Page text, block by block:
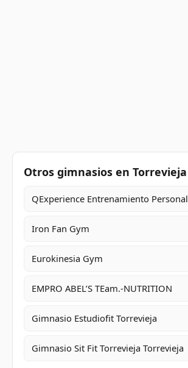
Otros gimnasios en Torrevieja
QExperience Entrenamiento Personal
Iron Fan Gym
Eurokinesia Gym
EMPRO ABEL’S TEam.-NUTRITION
Gimnasio Estudiofit Torrevieja
Gimnasio Sit Fit Torrevieja Torrevieja